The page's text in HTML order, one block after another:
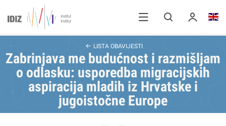
LISTA OBAVIJESTI
Zabrinjava me budućnost i razmišljam
o odlasku: usporedba migracijskih
aspiracija mladih iz Hrvatske i
jugoistočne Europe